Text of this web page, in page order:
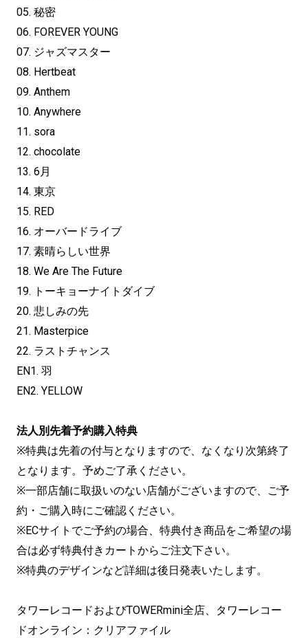
05. 秘密
06. FOREVER YOUNG
07. ジャズマスター
08. Hertbeat
09. Anthem
10. Anywhere
11. sora
12. chocolate
13. 6月
14. 東京
15. RED
16. オーバードライブ
17. 素晴らしい世界
18. We Are The Future
19. トーキョーナイトダイブ
20. 悲しみの先
21. Masterpice
22. ラストチャンス
EN1. 羽
EN2. YELLOW
法人別先着予約購入特典
※特典は先着の付与となりますので、なくなり次第終了
となります。予めご了承ください。
※一部店舗に取扱いのない店舗がございますので、ご予
約・ご購入時にご確認ください。
※ECサイトでご予約の場合、特典付き商品をご希望の場
合は必ず特典付きカートからご注文下さい。
※特典のデザインなど詳細は後日発表いたします。
タワーレコードおよびTOWERmini全店、タワーレコー
ドオンライン：クリアファイル